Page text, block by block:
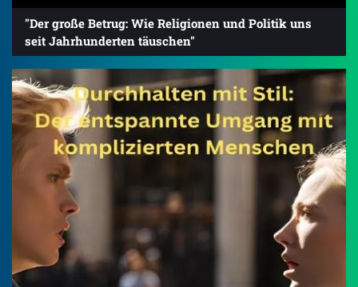
"Der große Betrug: Wie Religionen und Politik uns
seit Jahrhunderten täuschen"